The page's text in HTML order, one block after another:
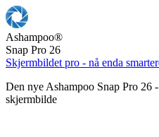
Ashampoo®
Snap Pro 26
Skjermbildet pro - nå enda
Den nye Ashampoo Snap Pro
skjermbilde